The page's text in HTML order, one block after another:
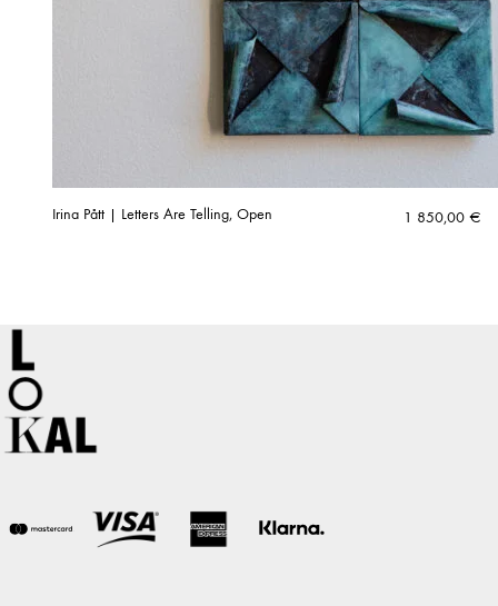
Irina Pått | Letters Are Telling, Open 1 850,00 €